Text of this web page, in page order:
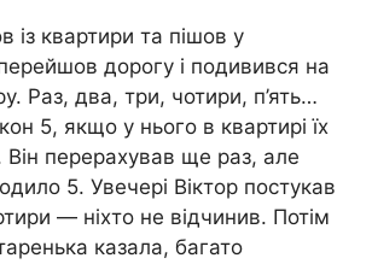
із квартири та пішов у
дорогу і подивився на
Раз, два, три, чотири, п’ять…
5, якщо у нього в квартирі їх
Він перерахував ще раз, але
5. Увечері Віктор постукав
— ніхто не відчинив. Потім
казала, багато